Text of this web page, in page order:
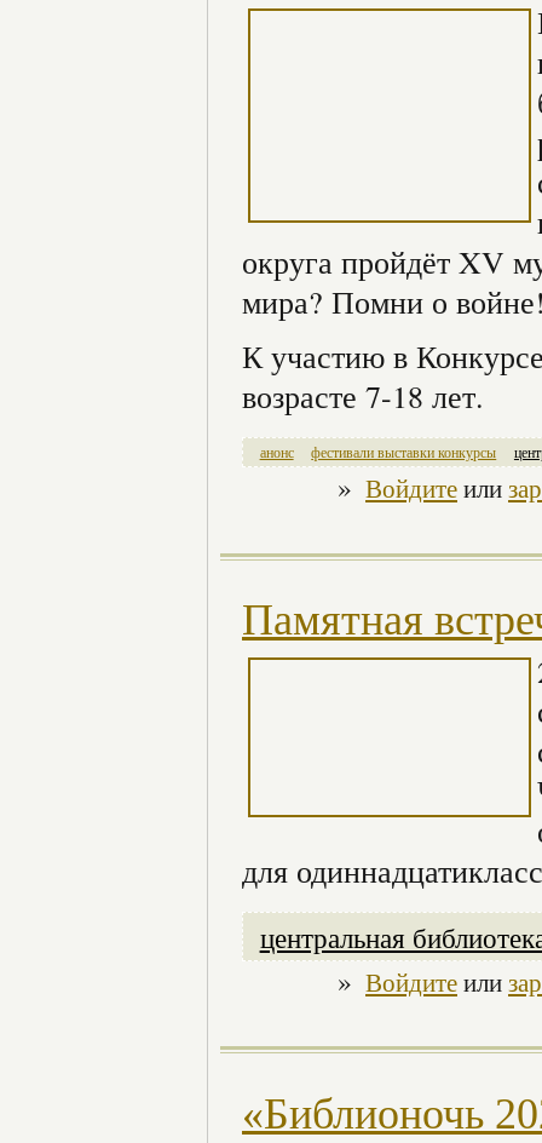
округа пройдёт XV
мира? Помни о
К участию в
возрасте 7-18 лет.
анонс фестивали выставки конкурсы
» Войдитеили
Памятная
для
центральная
» Войдитеили
«Библионочь